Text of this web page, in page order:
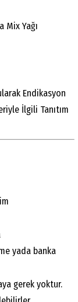
Mix Yağı
Endikasyon
İlgili Tanıtım
yada banka
gerek yoktur.